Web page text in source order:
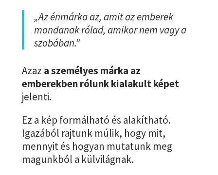
„Az énmárka az, amit az emberek
mondanak rólad, amikor nem vagy a
szobában.”
Azaz a személyes márka az
emberekben rólunk kialakult képet
jelenti.
Ez a kép formálható és alakítható.
Igazából rajtunk múlik, hogy mit,
mennyit és hogyan mutatunk meg
magunkból a külvilágnak.